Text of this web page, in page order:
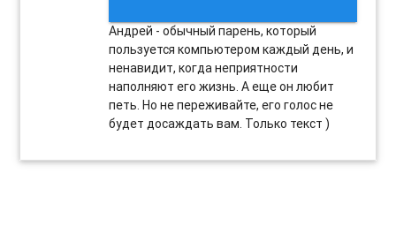
Андрей - обычный парень, который
пользуется компьютером каждый день, и
ненавидит, когда неприятности
наполняют его жизнь. А еще он любит
петь. Но не переживайте, его голос не
будет досаждать вам. Только текст )